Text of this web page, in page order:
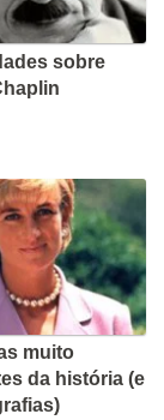
sobre
muito
da história (e